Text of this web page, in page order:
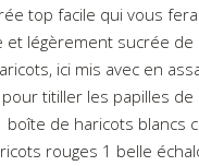
top facile qui vous
et légèrement sucrée de
ici mis avec en
titiller les papilles de
boîte de haricots blancs
rouges 1 belle